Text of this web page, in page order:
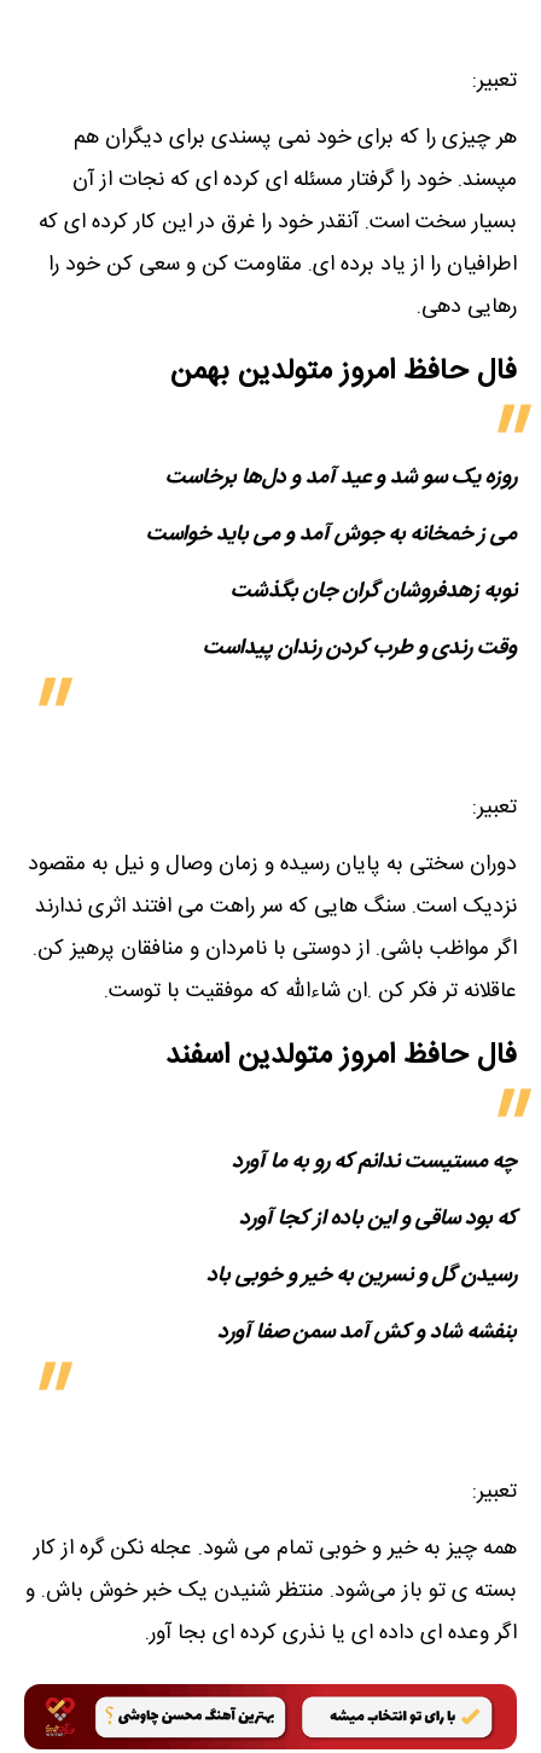
تعبیر:
هر چیزی را که برای خود نمی پسندی برای دیگران هم
مپسند. خود را گرفتار مسئله ای کرده ای که نجات از آن
بسیار سخت است. آنقدر خود را غرق در این کار کرده ای که
اطرافیان را از یاد برده ای. مقاومت کن و سعی کن خود را
رهایی دهی.
فال حافظ امروز متولدین‌ بهمن
روزه یک سو شد و عید آمد و دل‌ها برخاست
می ز خمخانه به جوش آمد و می باید خواست
نوبه زهدفروشان گران جان بگذشت
وقت رندی و طرب کردن رندان پیداست
تعبیر:
دوران سختی به پایان رسیده و زمان وصال و نیل به مقصود
نزدیک است. سنگ هایی که سر راهت می افتند اثری ندارند
اگر مواظب باشی. از دوستی با نامردان و منافقان پرهیز کن.
عاقلانه تر فکر کن .ان شاءالله که موفقیت با توست.
فال حافظ امروز متولدین‌ اسفند
چه مستیست ندانم که رو به ما آورد
که بود ساقی و این باده از کجا آورد
رسیدن گل و نسرین به خیر و خوبی باد
بنفشه شاد و کش آمد سمن صفا آورد
تعبیر:
همه چیز به خیر و خوبی تمام می شود. عجله نکن گره از کار
بسته ی تو باز می‌شود. منتظر شنیدن یک خبر خوش باش. و
اگر وعده ای داده ای یا نذری کرده ای بجا آور.